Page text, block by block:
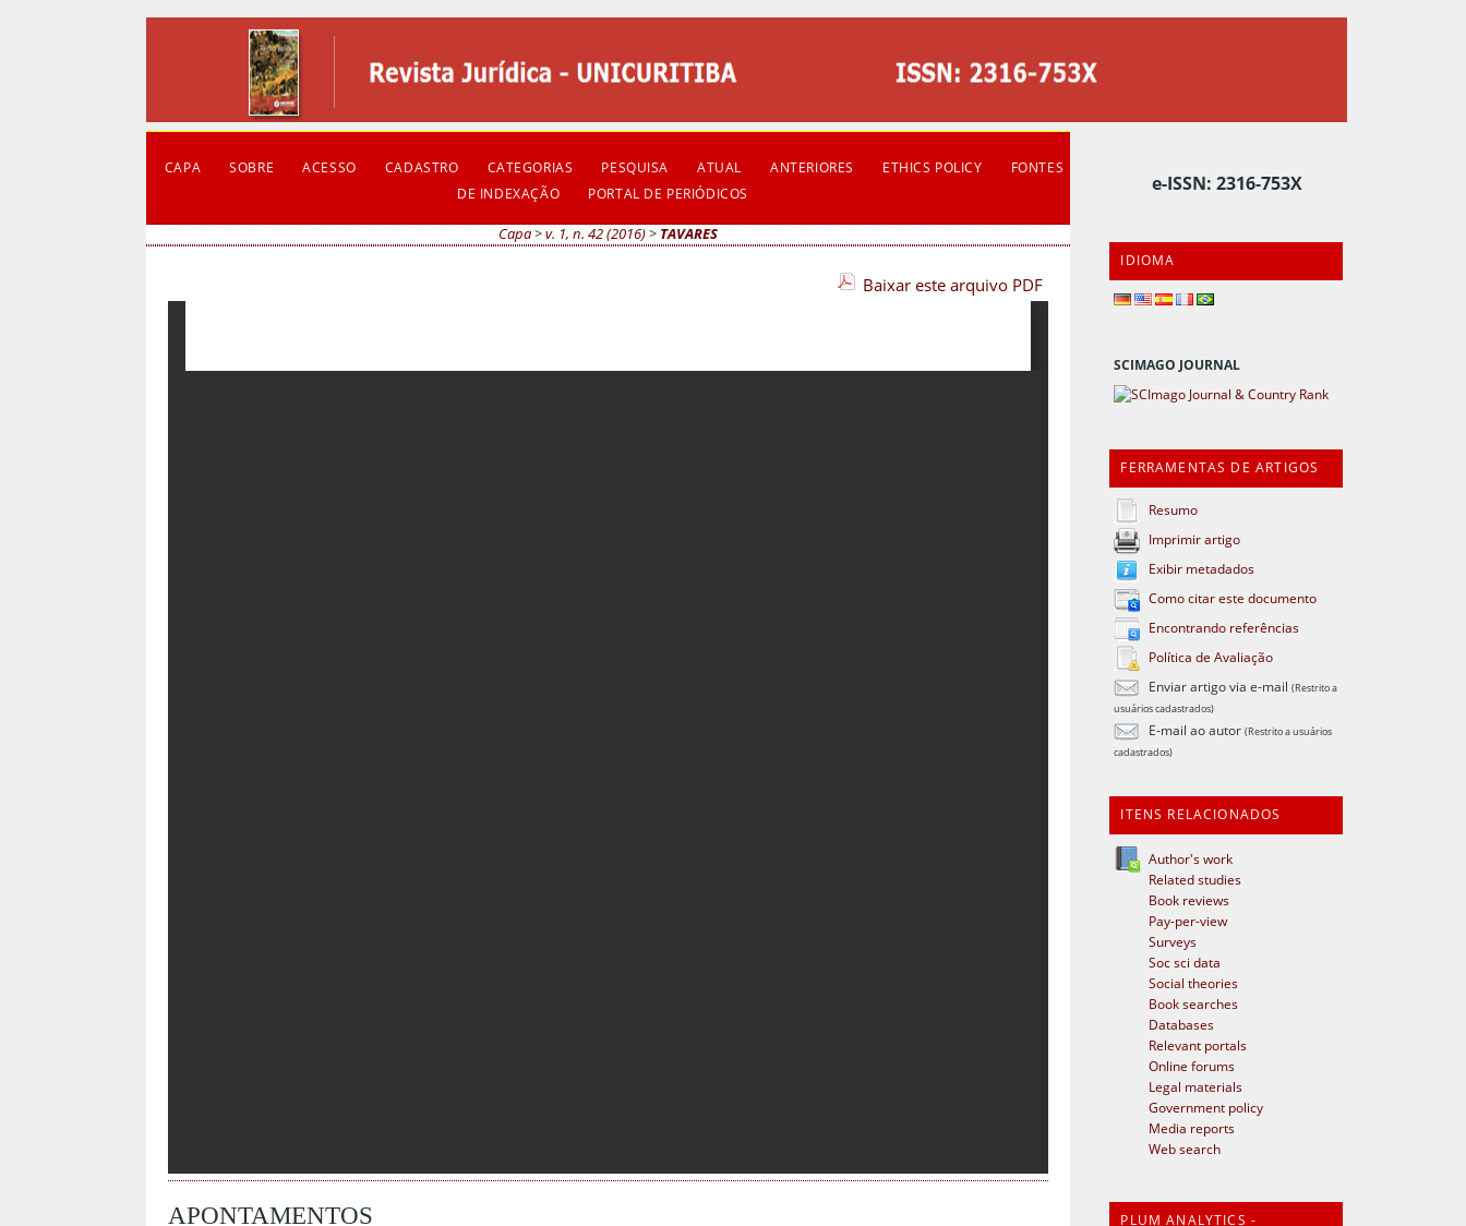
e-ISSN: 2316-753X
IDIOMA
SCIMAGO JOURNAL
FERRAMENTAS DE ARTIGOS
Resumo
Imprimir artigo
Exibir metadados
Como citar este documento
Encontrando referências
Política de Avaliação
Enviar artigo via e-mail(Restrito a
usuários cadastrados)
E-mail ao autor(Restrito a usuários
cadastrados)
ITENS RELACIONADOS
Author's work
Related studies
Book reviews
Pay-per-view
Surveys
Soc sci data
Social theories
Book searches
Databases
Relevant portals
Online forums
Legal materials
Government policy
Media reports
Web search
PLUM ANALYTICS -
CAPA SOBRE ACESSO CADASTRO CATEGORIAS PESQUISA ATUAL ANTERIORES ETHICS POLICY
FONTES
DE INDEXAÇÃO
PORTAL DE PERIÓDICOS
Capa>v. 1, n. 42 (2016)> TAVARES
Baixar este arquivo PDF
APONTAMENTOS